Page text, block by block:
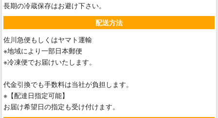
長期の冷蔵保存はお避け下さい。
配送方法
佐川急便もしくはヤマト運輸
※地域により一部日本郵便
※冷凍便でお届けいたします。
代金引換でも手数料は当社が負担します。
※【配達日指定可能】
お届け希望日の指定も受け付けます。